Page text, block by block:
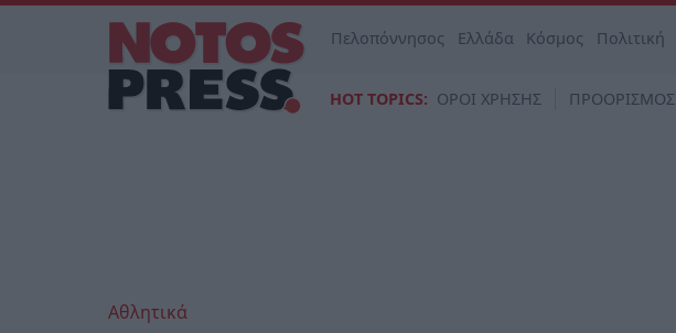
Πελοπόννησος Ελλάδα Κόσμος Πολιτική
HOT TOPICS: ΟΡΟΙ ΧΡΗΣΗΣ ΠΡΟΟΡΙΣΜΟΣ
Αθλητικά